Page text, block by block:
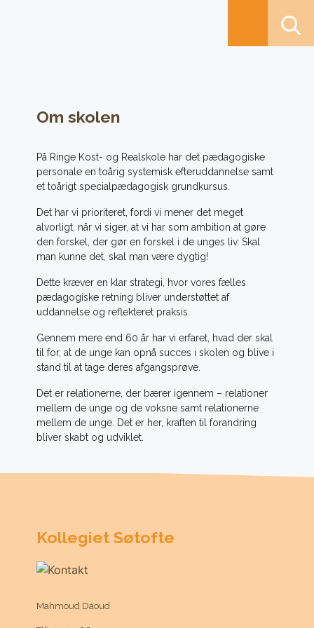
Om skolen
På Ringe Kost- og Realskole har det pædagogiske
personale en toårig systemisk efteruddannelse samt
et toårigt specialpædagogisk grundkursus.
Det har vi prioriteret, fordi vi mener det meget
alvorligt, når vi siger, at vi har som ambition at gøre
den forskel, der gør en forskel i de unges liv. Skal
man kunne det, skal man være dygtig!
Dette kræver en klar strategi, hvor vores fælles
pædagogiske retning bliver understøttet af
uddannelse og reflekteret praksis.
Gennem mere end 60 år har vi erfaret, hvad der skal
til for, at de unge kan opnå succes i skolen og blive i
stand til at tage deres afgangsprøve.
Det er relationerne, der bærer igennem – relationer
mellem de unge og de voksne samt relationerne
mellem de unge. Det er her, kraften til forandring
bliver skabt og udviklet.
Kollegiet Søtofte
Mahmoud Daoud